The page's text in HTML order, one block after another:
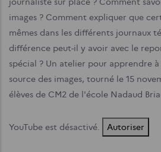
images ? Comment expliquer que
mêmes dans les différents journaux
différence peut-il y avoir avec le
spécial ? Un atelier pour apprendre
source des images, tourné le 15
élèves de CM2 de l'école Nadaud
YouTube est désactivé. Autoriser